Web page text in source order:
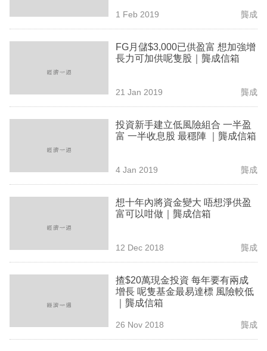
欄
區
1 Feb 2019 龔成
FG月儲$3,000已供盈富 想加強增
長力可加供呢隻股｜龔成信箱
21 Jan 2019 龔成
投資新手建立低風險組合 一半盈
富 一半收息股 最穩陣 ｜龔成信箱
4 Jan 2019 龔成
想十年內將資金變大 唔想淨供盈
富可以咁做｜龔成信箱
12 Dec 2018 龔成
揸$20萬現金投資 每年要有兩成
增長 呢隻基金最易達標 風險較低
｜龔成信箱
26 Nov 2018 龔成